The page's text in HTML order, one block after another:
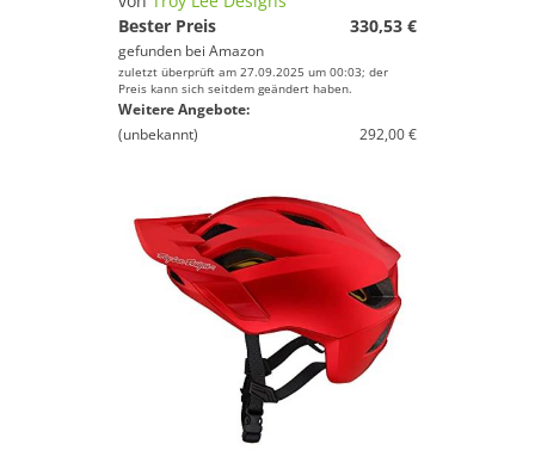
Bester Preis
330,53 €
gefunden bei Amazon
zuletzt überprüft am 27.09.2025 um 00:03; der
Preis kann sich seitdem geändert haben.
Weitere Angebote:
(unbekannt)
292,00 €